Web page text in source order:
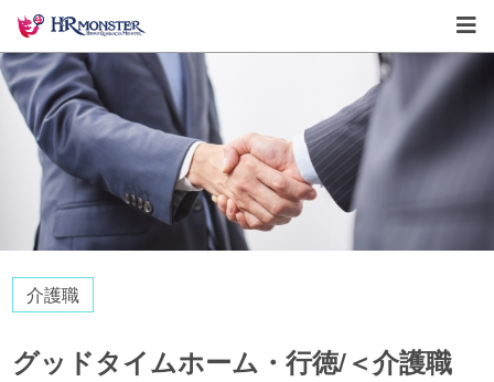
介護職
グッドタイムホーム・行徳/＜介護職